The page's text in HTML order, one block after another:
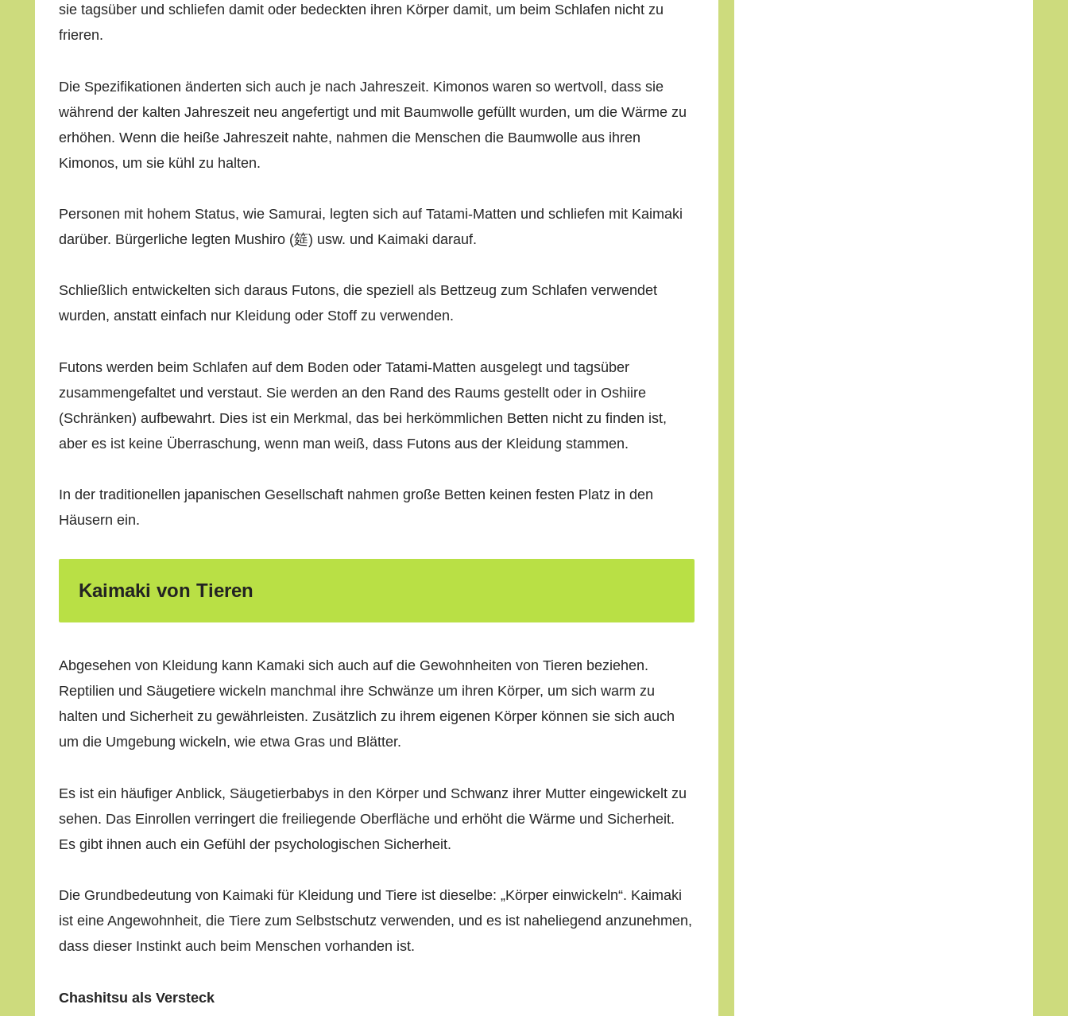
sie tagsüber und schliefen damit oder bedeckten ihren Körper damit, um beim Schlafen nicht zu
frieren.
Die Spezifikationen änderten sich auch je nach Jahreszeit. Kimonos waren so wertvoll, dass sie
während der kalten Jahreszeit neu angefertigt und mit Baumwolle gefüllt wurden, um die Wärme zu
erhöhen. Wenn die heiße Jahreszeit nahte, nahmen die Menschen die Baumwolle aus ihren
Kimonos, um sie kühl zu halten.
Personen mit hohem Status, wie Samurai, legten sich auf Tatami-Matten und schliefen mit Kaimaki
darüber. Bürgerliche legten Mushiro (筵) usw. und Kaimaki darauf.
Schließlich entwickelten sich daraus Futons, die speziell als Bettzeug zum Schlafen verwendet
wurden, anstatt einfach nur Kleidung oder Stoff zu verwenden.
Futons werden beim Schlafen auf dem Boden oder Tatami-Matten ausgelegt und tagsüber
zusammengefaltet und verstaut. Sie werden an den Rand des Raums gestellt oder in Oshiire
(Schränken) aufbewahrt. Dies ist ein Merkmal, das bei herkömmlichen Betten nicht zu finden ist,
aber es ist keine Überraschung, wenn man weiß, dass Futons aus der Kleidung stammen.
In der traditionellen japanischen Gesellschaft nahmen große Betten keinen festen Platz in den
Häusern ein.
Kaimaki von Tieren
Abgesehen von Kleidung kann Kamaki sich auch auf die Gewohnheiten von Tieren beziehen.
Reptilien und Säugetiere wickeln manchmal ihre Schwänze um ihren Körper, um sich warm zu
halten und Sicherheit zu gewährleisten. Zusätzlich zu ihrem eigenen Körper können sie sich auch
um die Umgebung wickeln, wie etwa Gras und Blätter.
Es ist ein häufiger Anblick, Säugetierbabys in den Körper und Schwanz ihrer Mutter eingewickelt zu
sehen. Das Einrollen verringert die freiliegende Oberfläche und erhöht die Wärme und Sicherheit.
Es gibt ihnen auch ein Gefühl der psychologischen Sicherheit.
Die Grundbedeutung von Kaimaki für Kleidung und Tiere ist dieselbe: „Körper einwickeln“. Kaimaki
ist eine Angewohnheit, die Tiere zum Selbstschutz verwenden, und es ist naheliegend anzunehmen,
dass dieser Instinkt auch beim Menschen vorhanden ist.
Chashitsu als Versteck